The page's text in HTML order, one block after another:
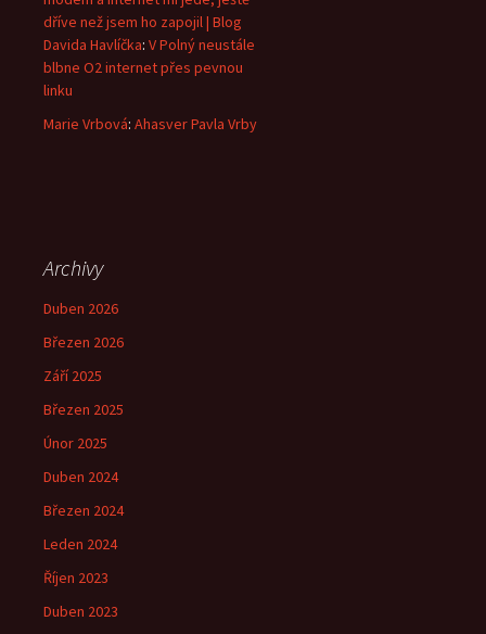
dříve než jsem ho zapojil | Blog
Davida Havlíčka: V Polný neustále
blbne O2 internet přes pevnou
linku
Marie Vrbová: Ahasver Pavla Vrby
Archivy
Duben 2026
Březen 2026
Září 2025
Březen 2025
Únor 2025
Duben 2024
Březen 2024
Leden 2024
Říjen 2023
Duben 2023